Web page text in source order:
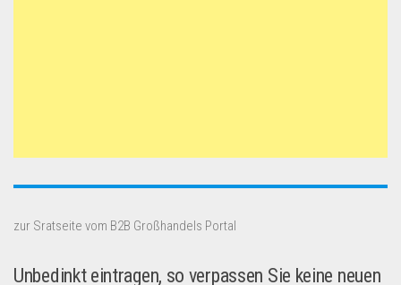
zur Sratseite vom B2B Großhandels Portal
Unbedinkt eintragen, so verpassen Sie keine neuen